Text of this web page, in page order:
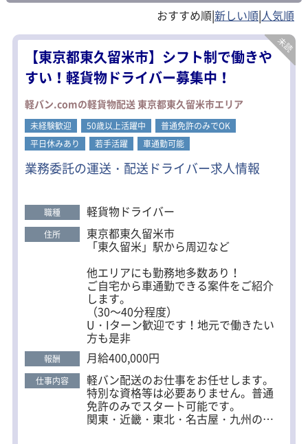
福生市(1) 狛江市(1)
東大和市(1) 清瀬市(1) 東久留米市(1)
武蔵村山市(4) 多摩市(1) 稲城市(2)
羽村市(2) あきる野市(1) 西東京市(2)
西多摩郡(3)
|
|
【東京都東久留米市】シフト制で働きや
すい！軽貨物ドライバー募集中！
軽バン.comの軽貨物配送 東京都東久留米市エリア
未経験歓迎 50歳以上活躍中
普通免許のみでOK
平日休みあり
若手活躍 車通勤可能
業務委託の運送・配送ドライバー求人情報
職種 軽貨物ドライバー
住所 東京都東久留米市
「東久留米」駅から周辺など
他エリアにも勤務地多数あり！
ご自宅から車通勤できる案件をご紹介
します。
（30～40分程度）
U・Iターン歓迎です！地元で働きたい
方も是非
報酬 月給400,000円
仕事内容 軽バン配送のお仕事をお任せします。
特別な資格等は必要ありません。普通
免許のみでスタート可能です。
関東・近畿・東北・名古屋・九州の各